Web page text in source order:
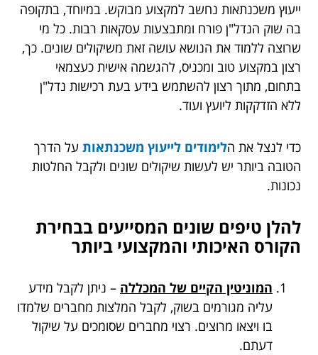
ייעוץ משכנתאות נחשב למקצוע מבוקש. במיוחד, בתקופה
בה שוק הנדל"ן פורח ומתבצעות עסקאות רבות. כל מי
שרוצה ללמוד את הנושא עושה זאת משיקולים שונים. כך,
רצון במקצוע טוב ומכניס, להגשמה אישית כעצמאי
בתחום, מתוך רצון להשתמש בידע בעת רכישות נדל"ן
ללא הזדקקות ליועץ ועוד.
כדי לנצל את הלימודים לייעוץ משכנתאות על הדרך
הטובה ביותר יש לעשות שיקולים שונים ולקבל החלטות
נכונות.
להלן טיפים שונים המסייעים בבחירת
הקורס האיכותי והמקצועי ביותר
המוניטין הקיים של המכללה – ניתן לקבל מידע
עליה מגורמים בשוק, לקבל המלצות מחברים שלמדו
בו ויצאו מרוצים. רצוי מחברים שסומכים על שיקול
דעתם.